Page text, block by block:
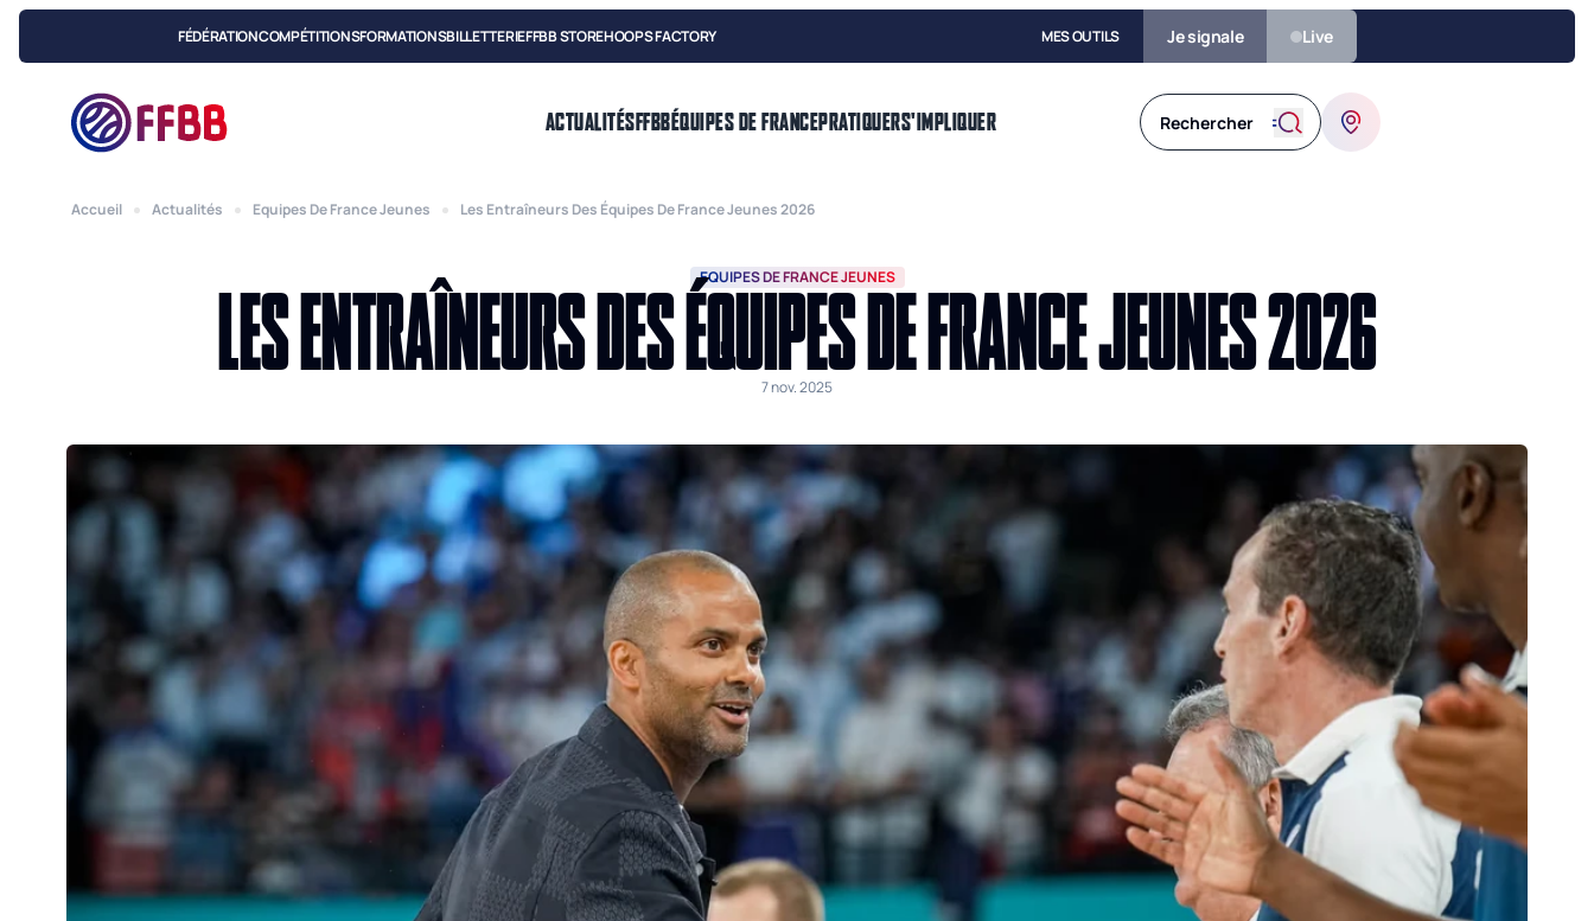
FÉDÉRATIONCOMPÉTITIONSFORMATIONSBILLETTERIEFFBB STOREHOOPS FACTORY MES OUTILS Je signale Live
ACTUALITÉSFFBBÉQUIPES DE FRANCEPRATIQUERS'IMPLIQUER
Accueil Actualités Equipes De France Jeunes Les Entraîneurs Des Équipes De France Jeunes 2026
EQUIPES DE FRANCE JEUNES
LES ENTRAÎNEURS DES ÉQUIPES DE FRANCE JEUNES 2026
7 nov. 2025